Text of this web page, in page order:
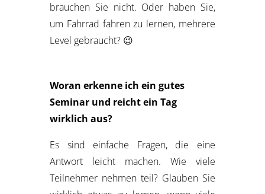
brauchen Sie nicht. Oder haben Sie,
um Fahrrad fahren zu lernen, mehrere
Level gebraucht? 😉
Woran erkenne ich ein gutes
Seminar und reicht ein Tag
wirklich aus?
Es sind einfache Fragen, die eine
Antwort leicht machen. Wie viele
Teilnehmer nehmen teil? Glauben Sie